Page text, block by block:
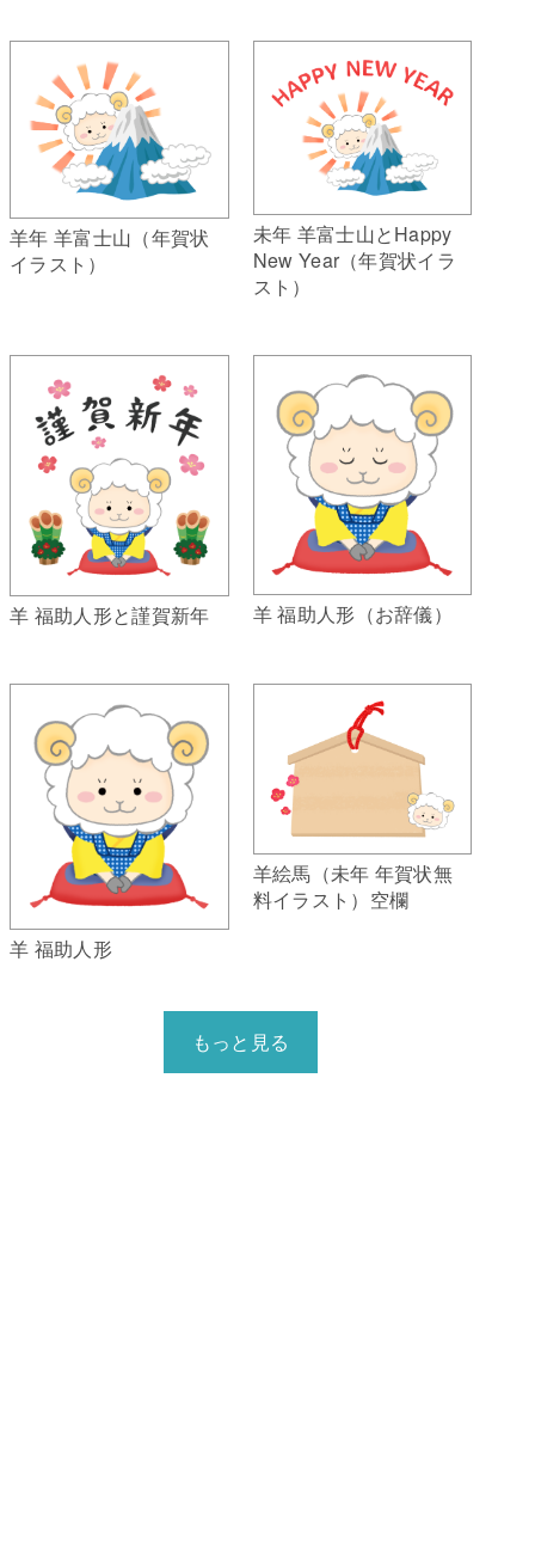
羊年 羊富士山（年賀状
イラスト）
未年 羊富士山とHappy
New Year（年賀状イラ
スト）
羊 福助人形と謹賀新年 羊 福助人形（お辞儀）
羊 福助人形
羊絵馬（未年 年賀状無
料イラスト）空欄
もっと見る